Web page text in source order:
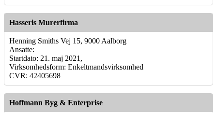
Hasseris Murerfirma
Henning Smiths Vej 15, 9000 Aalborg
Ansatte:
Startdato: 21. maj 2021,
Virksomhedsform: Enkeltmandsvirksomhed
CVR: 42405698
Hoffmann Byg & Enterprise